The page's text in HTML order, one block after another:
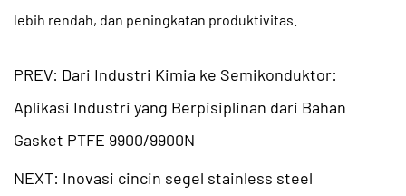
lebih rendah, dan peningkatan produktivitas.
PREV: Dari Industri Kimia ke Semikonduktor:
Aplikasi Industri yang Berpisiplinan dari Bahan
Gasket PTFE 9900/9900N
NEXT: Inovasi cincin segel stainless steel